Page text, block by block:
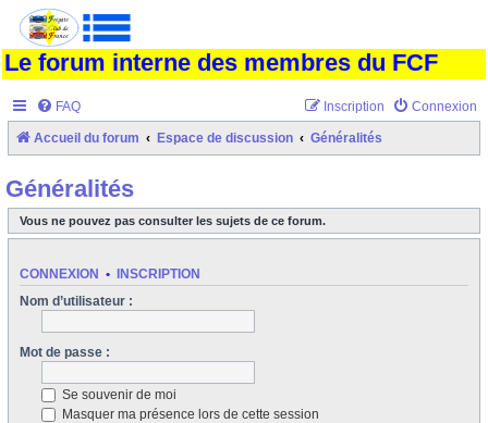
Le forum interne des membres du FCF
FAQ Connexion
Inscription
Accueil du forum Espace de discussion Généralités
Généralités
Vous ne pouvez pas consulter les sujets de ce forum.
CONNEXION • INSCRIPTION
Nom d’utilisateur :
Mot de passe :
Se souvenir de moi
Masquer ma présence lors de cette session